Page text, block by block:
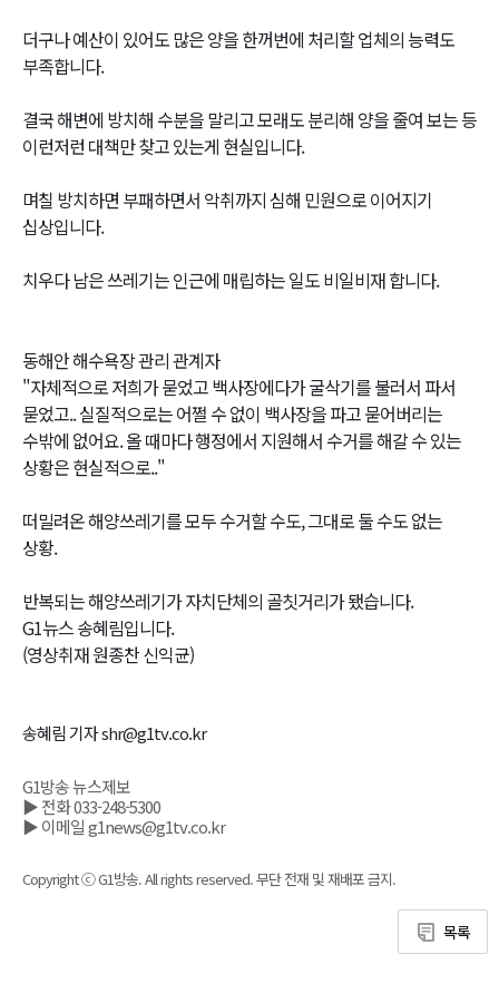
더구나 예산이 있어도 많은 양을 한꺼번에 처리할 업체의 능력도
부족합니다.
결국 해변에 방치해 수분을 말리고 모래도 분리해 양을 줄여 보는 등
이런저런 대책만 찾고 있는게 현실입니다.
며칠 방치하면 부패하면서 악취까지 심해 민원으로 이어지기
십상입니다.
치우다 남은 쓰레기는 인근에 매립하는 일도 비일비재 합니다.
동해안 해수욕장 관리 관계자
"자체적으로 저희가 묻었고 백사장에다가 굴삭기를 불러서 파서
묻었고.. 실질적으로는 어쩔 수 없이 백사장을 파고 묻어버리는
수밖에 없어요. 올 때마다 행정에서 지원해서 수거를 해갈 수 있는
상황은 현실적으로.."
떠밀려온 해양쓰레기를 모두 수거할 수도, 그대로 둘 수도 없는
상황.
반복되는 해양쓰레기가 자치단체의 골칫거리가 됐습니다.
G1뉴스 송혜림입니다.
(영상취재 원종찬 신익균)
송혜림 기자 shr@g1tv.co.kr
G1방송 뉴스제보
▶ 전화 033-248-5300
▶ 이메일 g1news@g1tv.co.kr
Copyright ⓒ G1방송. All rights reserved. 무단 전재 및 재배포 금지.
목록